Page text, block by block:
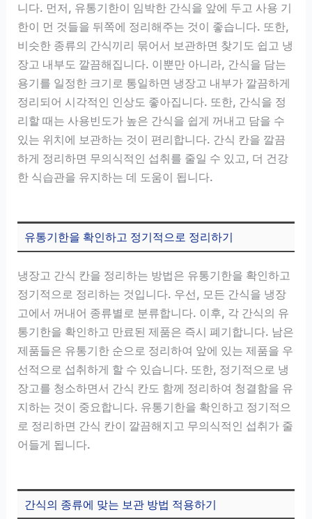
니다. 먼저, 유통기한이 임박한 간식을 앞에 두고 사용 기
한이 먼 것들을 뒤쪽에 정리해주는 것이 좋습니다. 또한,
비슷한 종류의 간식끼리 묶어서 보관하면 찾기도 쉽고 냉
장고 내부도 깔끔해집니다. 이뿐만 아니라, 간식을 담는
용기를 일정한 크기로 통일하면 냉장고 내부가 깔끔하게
정리되어 시각적인 인상도 좋아집니다. 또한, 간식을 정
리할 때는 사용빈도가 높은 간식을 쉽게 꺼내고 담을 수
있는 위치에 보관하는 것이 편리합니다. 간식 칸을 깔끔
하게 정리하면 무의식적인 섭취를 줄일 수 있고, 더 건강
한 식습관을 유지하는 데 도움이 됩니다.
유통기한을 확인하고 정기적으로 정리하기
냉장고 간식 칸을 정리하는 방법은 유통기한을 확인하고
정기적으로 정리하는 것입니다. 우선, 모든 간식을 냉장
고에서 꺼내어 종류별로 분류합니다. 이후, 각 간식의 유
통기한을 확인하고 만료된 제품은 즉시 폐기합니다. 남은
제품들은 유통기한 순으로 정리하여 앞에 있는 제품을 우
선적으로 섭취하게 할 수 있습니다. 또한, 정기적으로 냉
장고를 청소하면서 간식 칸도 함께 정리하여 청결함을 유
지하는 것이 중요합니다. 유통기한을 확인하고 정기적으
로 정리하면 간식 칸이 깔끔해지고 무의식적인 섭취가 줄
어들게 됩니다.
간식의 종류에 맞는 보관 방법 적용하기